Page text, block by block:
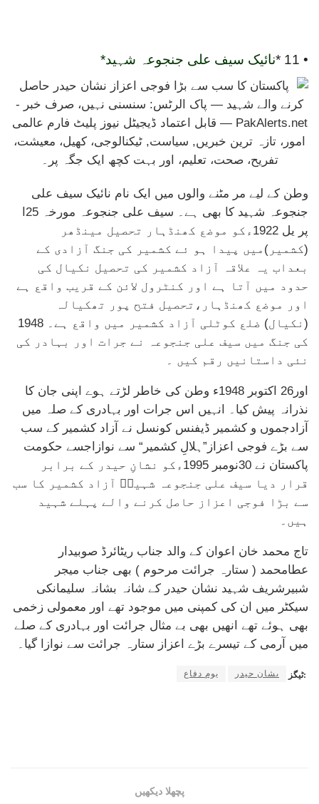
• 11 * نائیک سیف علی جنجوعہ شہید*
وطن کے لیے مر مٹنے والوں میں ایک نام نائیک سیف علی
پر یل 1922ءکو موضع کھنڈہار تحصیل مینڈھر
(کشمیر)میں پیدا ہو ئے کشمیر کی جنگ آزادی کے
بعداب یہ علاقہ آزاد کشمیر کی تحصیل نکیال کی
حدود میں آتا ہے اور کنٹرول لائن کے قریب واقع ہے
اور موضع کھنڈہار،تحصیل فتح پور تھکیالہ
(نکیال) ضلع کوٹلی آزاد کشمیر میں واقع ہے۔ 1948
کی جنگ میں سیف علی جنجوعہ نے جرات اور بہادر کی
نئی داستانیں رقم کیں ۔
اور26 اکتوبر 1948ء وطن کی خاطر لڑتے ہوے اپنی جان کا
نذرانہ پیش کیا۔ انہیں اس جرات اور بہادری کے صلہ میں
آزادجموں و کشمیر ڈیفنس کونسل نے آزاد کشمیر کے سب
سے بڑے فوجی اعزاز”ہلالِ کشمیر“ سے نوازاجسے حکومت
پاکستان نے 30نومبر 1995ءکو نشانِ حیدر کے برابر
قرار دیا سیف علی جنجوعہ شہیدؒ آزاد کشمیر کا سب
سے بڑا فوجی اعزاز حاصل کرنے والے پہلے شہید
ہیں۔
تاج محمد خان اعوان کے والد جناب ریٹائرڈ صوبیدار
عطامحمد ( ستارہ جرائت مرحوم ) بھی جناب میجر
شبیرشریف شہید نشان حیدر کے شانہ بشانہ سلیمانکی
سیکٹر میں ان کی کمپنی میں موجود تھے اور معمولی زخمی
بھی ہوئے تھے انھیں بھی بے مثال جرائت اور بہادری کے صلے
میں آرمی کے تیسرے بڑے اعزاز ستارہ جرائت سے نوازا گیا۔
ٹیگز: ںشان حیدر یوم دفاع
پچھلا دیکھیں